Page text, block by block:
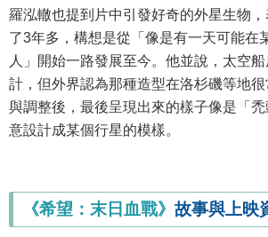
羅泓轍也提到片中引發好奇的外星生物
了3年多，構想是從「像是有一天可能在
人」開始一路發展至今。他並說，太空
計，但外界認為那種造型在洛杉磯等地
與調整後，最後呈現出來的樣子像是「禿
意設計成某個行星的模樣。
《希望：末日血戰》 故事與上映